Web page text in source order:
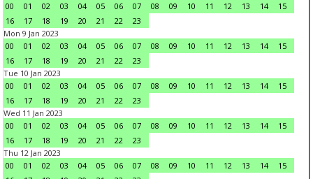
00
01 02 03 04 05 06 07 08 09 10 11 12 13 14
15
16
17 18 19 20 21 22
23
Mon 9 Jan 2023
00
01 02 03 04 05 06 07 08 09 10 11 12 13 14
15
16
17 18 19 20 21 22
23
Tue 10 Jan 2023
00
01 02 03 04 05 06 07 08 09 10 11 12 13 14
15
16
17 18 19 20 21 22
23
Wed 11 Jan 2023
00
01 02 03 04 05 06 07 08 09 10 11 12 13 14
15
16
17 18 19 20 21 22
23
Thu 12 Jan 2023
00
01 02 03 04 05 06 07 08 09 10 11 12 13 14
15